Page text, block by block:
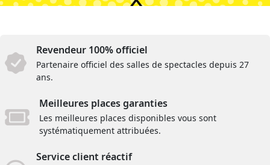
Revendeur 100% officiel
Partenaire officiel des salles de spectacles depuis 27
ans.
Meilleures places garanties
Les meilleures places disponibles vous sont
systématiquement attribuées.
Service client réactif